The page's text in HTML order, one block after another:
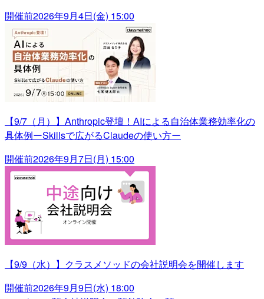
開催前2026年9月4日(金) 15:00
【9/7（月）】Anthropic登壇！AIによる自治体業務効率化の
具体例ーSkillsで広がるClaudeの使い方ー
開催前2026年9月7日(月) 15:00
【9/9（水）】クラスメソッドの会社説明会を開催します
開催前2026年9月9日(水) 18:00